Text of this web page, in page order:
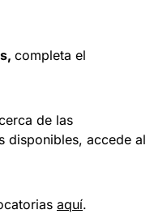
completa el
de las
disponibles, accede al
aquí.